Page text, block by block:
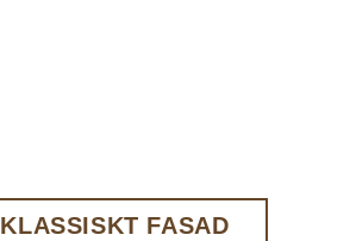
KLASSISKT FASAD